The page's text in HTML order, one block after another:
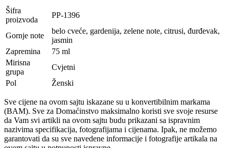
Šifra
proizvoda
PP-1396
Gornje note
belo cveće, gardenija, zelene note, citrusi, đurđevak,
jasmin
Zapremina
75 ml
Mirisna
grupa
Cvjetni
Pol
Ženski
Sve cijene na ovom sajtu iskazane su u konvertibilnim markama
(BAM). Sve za Domaćinstvo maksimalno koristi sve svoje resurse
da Vam svi artikli na ovom sajtu budu prikazani sa ispravnim
nazivima specifikacija, fotografijama i cijenama. Ipak, ne možemo
garantovati da su sve navedene informacije i fotografije artikala na